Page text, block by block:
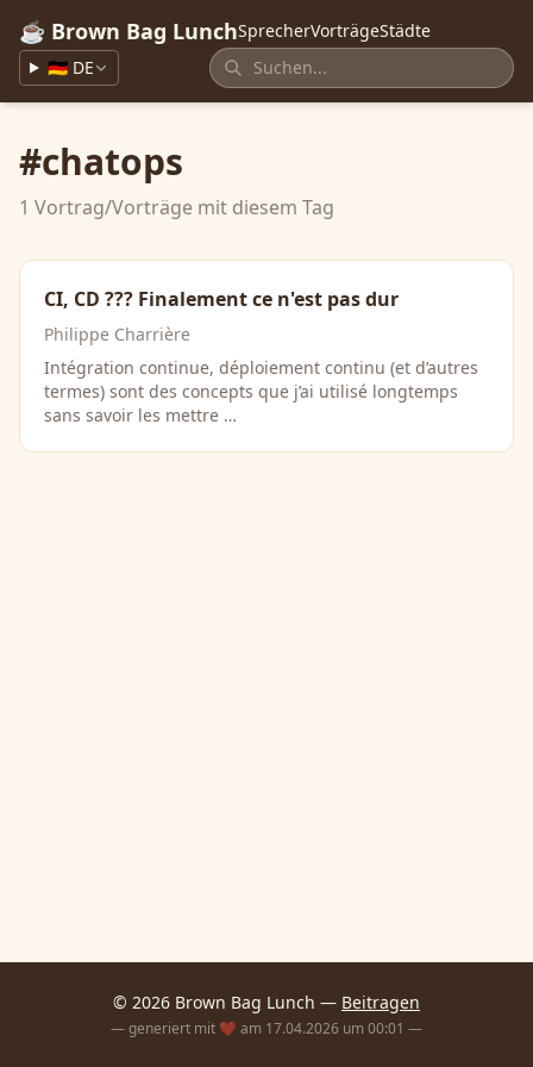
☕ Brown Bag LunchSprecherVorträgeStädte
🇩🇪 DE
#chatops
1 Vortrag/Vorträge mit diesem Tag
CI, CD ??? Finalement ce n'est pas dur
Philippe Charrière
Intégration continue, déploiement continu (et d’autres
termes) sont des concepts que j’ai utilisé longtemps
sans savoir les mettre …
© 2026 Brown Bag Lunch — Beitragen
— generiert mit ❤️ am 17.04.2026 um 00:01 —